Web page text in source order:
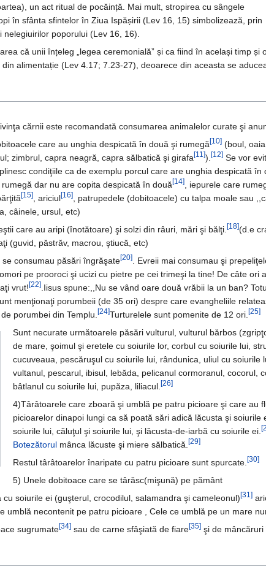
un act ritual de pocăință. Mai mult, stropirea cu sângele
în sfânta sfintelor în Ziua Ispășirii (Lev 16, 15) simbolizează, prin
poporului (Lev 16, 16).
că unii înțeleg „legea ceremonială” și ca fiind în același timp și
alimentație (Lev 4.17; 7.23-27), deoarece din aceasta se
cărnii este recomandată consumarea animalelor curate şi
care au unghia despicată în două şi rumegă[10](boul,
zimbrul, capra neagră, capra sălbatică şi girafa[11]). [12]Se vor
condiţiile ca de exemplu porcul care are unghia despicată în
dar nu are copita despicată în două[14], iepurele care
[15], ariciul[16], patrupedele (dobitoacele) cu talpa moale sau
câinele, ursul, etc)
care au aripi (înotătoare) şi solzi din râuri, mări şi bălţi. [18](d.e
(guvid, păstrăv, macrou, ştiucă, etc)
se consumau păsări îngrăşate[20] . Evreii mai consumau şi
pe prooroci şi ucizi cu pietre pe cei trimeşi la tine! De câte ori
vrut![22] .Iisus spune:,,Nu se vând oare două vrăbii la un ban?
menţionaţi porumbeii (de 35 ori) despre care evangheliile
porumbei din Templu. [24]Turturelele sunt pomenite de 12 ori. [25]
Sunt necurate următoarele păsări vulturul, vulturul bărbos
de mare, şoimul şi eretele cu soiurile lor, corbul cu soiurile lui,
cucuveaua, pescăruşul cu soiurile lui, rândunica, uliul cu soiurile
vultanul, pescarul, ibisul, lebăda, pelicanul cormoranul, cocorul,
bâtlanul cu soiurile lui, pupăza, liliacul. [26]
4)Târâtoarele care zboară şi umblă pe patru picioare şi care au
picioarelor dinapoi lungi ca să poată sări adică lăcusta şi soiurile
soiurile lui, căluţul şi soiurile lui, şi lăcusta-de-iarbă cu soiurile ei.
Botezătorulmânca lăcuste şi miere sălbatică. [29]
Restul târâtoarelor înaripate cu patru picioare sunt spurcate. [30]
5) Unele dobitoace care se târăsc(mişună) pe pământ
soiurile ei (guşterul, crocodilul, salamandra şi cameleonul)[31]
umblă necontenit pe patru picioare , Cele ce umblă pe un mare
sugrumate[34] sau de carne sfâşiată de fiare[35] şi de